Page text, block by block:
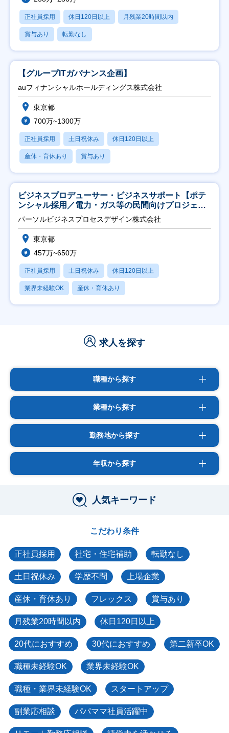
正社員採用 休日120日以上 月残業20時間以内
賞与あり 転勤なし
【グループITガバナンス企画】
auフィナンシャルホールディングス株式会社
東京都
700万~1300万
正社員採用 土日祝休み 休日120日以上
産休・育休あり 賞与あり
ビジネスプロデューサー・ビジネスサポート【ポテ
ンシャル採用／電力・ガス等の民間向けプロジェク
ト推進】
パーソルビジネスプロセスデザイン株式会社
東京都
457万~650万
正社員採用 土日祝休み 休日120日以上
業界未経験OK 産休・育休あり
求人を探す
職種から探す
業種から探す
勤務地から探す
年収から探す
人気キーワード
こだわり条件
正社員採用 社宅・住宅補助 転勤なし
土日祝休み 学歴不問 上場企業
産休・育休あり フレックス 賞与あり
月残業20時間以内 休日120日以上
20代におすすめ 30代におすすめ 第二新卒OK
職種未経験OK 業界未経験OK
職種・業界未経験OK スタートアップ
副業応相談 パパママ社員活躍中